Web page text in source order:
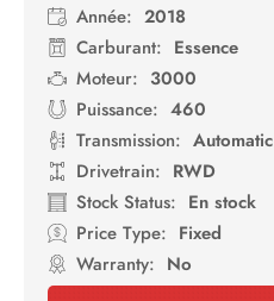
Année: 2018
Carburant: Essence
Moteur: 3000
Puissance: 460
Transmission: Automatic
Drivetrain: RWD
Stock Status: En stock
Price Type: Fixed
Warranty: No